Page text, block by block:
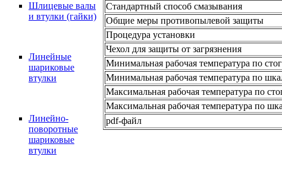
Шлицевые валы
и втулки (гайки)
Линейные
шариковые
втулки
Линейно-
поворотные
шариковые
втулки
Стандартный способ смазывания
Общие меры противопылевой защиты
Процедура установки
Чехол для защиты от загрязнения
Минимальная рабочая температура по
Минимальная рабочая температура по
Максимальная рабочая температура по
Максимальная рабочая температура по
pdf-файл